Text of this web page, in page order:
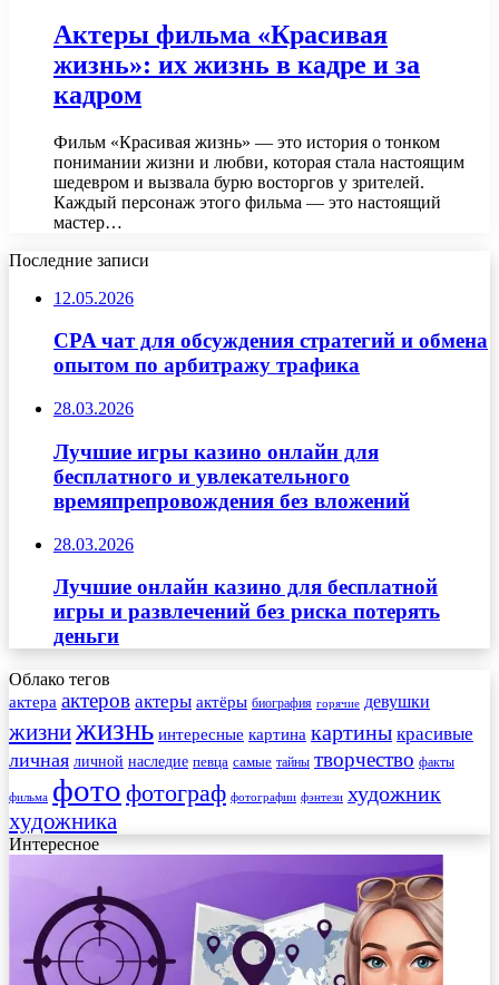
Актеры фильма «Красивая
жизнь»: их жизнь в кадре и за
кадром
Фильм «Красивая жизнь» — это история о тонком
понимании жизни и любви, которая стала настоящим
шедевром и вызвала бурю восторгов у зрителей.
Каждый персонаж этого фильма — это настоящий
мастер…
Последние записи
12.05.2026
CPA чат для обсуждения стратегий и обмена
опытом по арбитражу трафика
28.03.2026
Лучшие игры казино онлайн для
бесплатного и увлекательного
времяпрепровождения без вложений
28.03.2026
Лучшие онлайн казино для бесплатной
игры и развлечений без риска потерять
деньги
Облако тегов
актера актеров актеры актёры биография горячие девушки
жизнижизнь интересные картина картины красивые
личная личной наследие певца самые тайны творчество факты
фильма фото фотограф фотографии фэнтези художник
художника
Интересное